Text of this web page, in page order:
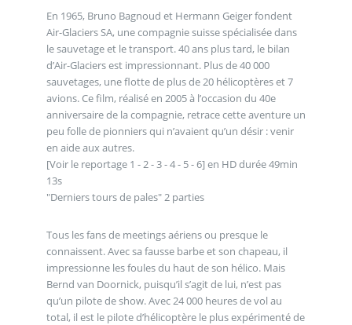
En 1965, Bruno Bagnoud et Hermann Geiger fondent
Air-Glaciers SA, une compagnie suisse spécialisée dans
le sauvetage et le transport. 40 ans plus tard, le bilan
d’Air-Glaciers est impressionnant. Plus de 40 000
sauvetages, une flotte de plus de 20 hélicoptères et 7
avions. Ce film, réalisé en 2005 à l’occasion du 40e
anniversaire de la compagnie, retrace cette aventure un
peu folle de pionniers qui n’avaient qu’un désir : venir
en aide aux autres.
[Voir le reportage 1 - 2 - 3 - 4 - 5 - 6] en HD durée 49min
13s
"Derniers tours de pales" 2 parties
Tous les fans de meetings aériens ou presque le
connaissent. Avec sa fausse barbe et son chapeau, il
impressionne les foules du haut de son hélico. Mais
Bernd van Doornick, puisqu’il s’agit de lui, n’est pas
qu’un pilote de show. Avec 24 000 heures de vol au
total, il est le pilote d’hélicoptère le plus expérimenté de